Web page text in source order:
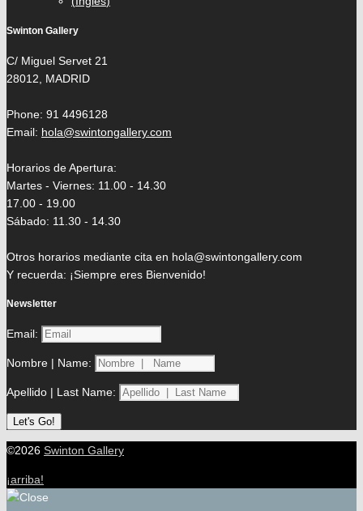
Swinton Gallery
C/ Miguel Servet 21
28012, MADRID
Phone: 91 4496128
Email: hola@swintongallery.com
Horarios de Apertura:
Martes - Viernes: 11.00 - 14.30
17.00 - 19.00
Sábado: 11.30 - 14.30
Otros horarios mediante cita en hola@swintongallery.com
Y recuerda: ¡Siempre eres Bienvenido!
Newsletter
Email:
Nombre | Name:
Apellido | Last Name:
©2026 Swinton Gallery
¡arriba!